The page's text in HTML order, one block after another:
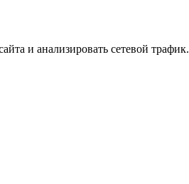
и анализировать сетевой трафик.